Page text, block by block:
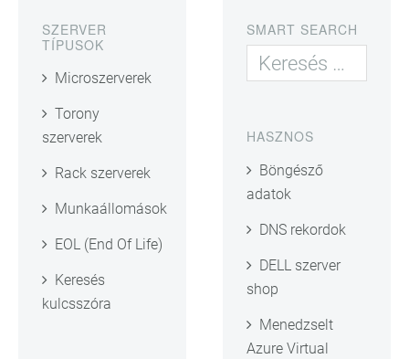
SZERVER
TÍPUSOK
Microszerverek
Torony
szerverek
Rack szerverek
Munkaállomások
EOL (End Of Life)
Keresés
kulcsszóra
SMART SEARCH
HASZNOS
Böngésző
adatok
DNS rekordok
DELL szerver
shop
Menedzselt
Azure Virtual